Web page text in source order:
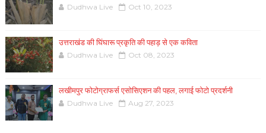
Dudhwa Live Oct 10, 2023
उत्तराखंड की घिंघारू प्रकृति की पहाड़ से एक कविता
Dudhwa Live Oct 08, 2023
लखीमपुर फोटोग्राफर्स एसोसिएशन की पहल, लगाई फोटो प्रदर्शनी
Dudhwa Live Aug 27, 2023